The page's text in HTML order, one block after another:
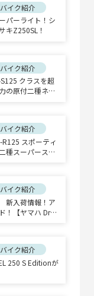
バイク紹介
パーライト！シ
キZ250SL！
バイク紹介
クラスを超
の原付二種ネイ
バイク紹介
スポーティ
種スーパースポ
バイク紹介
新入荷情報！ア
！【ヤマハ Drag
バイク紹介
250 S Editionが